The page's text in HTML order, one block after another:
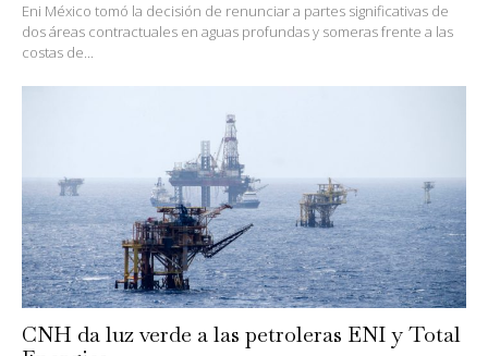
Eni México tomó la decisión de renunciar a partes significativas de
dos áreas contractuales en aguas profundas y someras frente a las
costas de...
CNH da luz verde a las petroleras ENI y Total